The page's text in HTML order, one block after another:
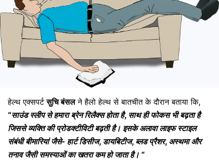
हेल्थ एक्सपर्टसुचि बंसलने हैलो हेल्थ से बातचीत के दौरान बताया कि,
“साउंड स्लीप से हमारा ब्रेन रिलैक्स होता है, साथ ही फोकस भी बढ़ता है
जिससे व्यक्ति की प्रोडक्टीविटी बढ़ती है। इसके अलावा लाइफ स्टाइल
संबंधी बीमारियां जैसे- हार्ट डिसीज, डायबिटीज, ब्लड प्रैशर, अस्थमाऔर
तनावजैसी समस्याओं का खतरा कम हो जाता है। “